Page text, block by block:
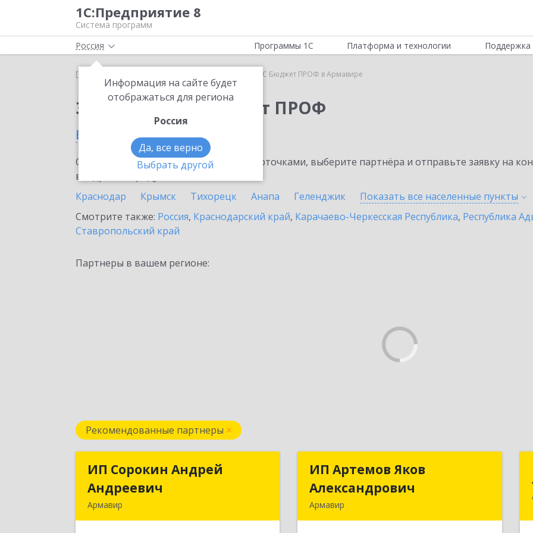
1С:Предприятие 8
Система программ
Россия
Информация на сайте будет
отображаться для региона
Россия
Да, все верно
Выбрать другой
Программы 1С Платформа и технологии Поддержка
Главная ИТС Бюджет ПРОФ в Армавире
Заказать ИТС Бюджет ПРОФ
в Армавире
Ознакомьтесь с информационными карточками, выберите партнёра и отправьте заявку на
внедрение продукта.
Краснодар
Крымск Тихорецк Анапа Геленджик Показать все населенные пункты
Смотрите также: Россия, Краснодарский край, Карачаево-Черкесская Республика, Республика
Ставропольский край
Партнеры в вашем регионе:
Рекомендованные партнеры
ИП Сорокин Андрей
Андреевич
Армавир
ИП Сорокин Андрей
ИП Артемов Яков
Александрович
Армавир
ИП Артемов Яков
Александрович